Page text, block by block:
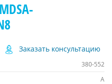
Заказать консультацию
380-552
A